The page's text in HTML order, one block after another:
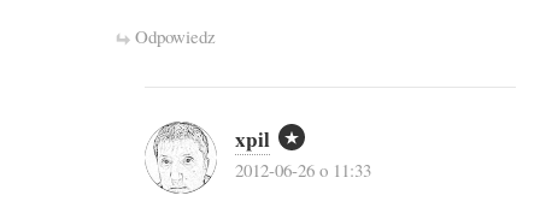
Odpowiedz
xpil
2012-06-26 o 11:33